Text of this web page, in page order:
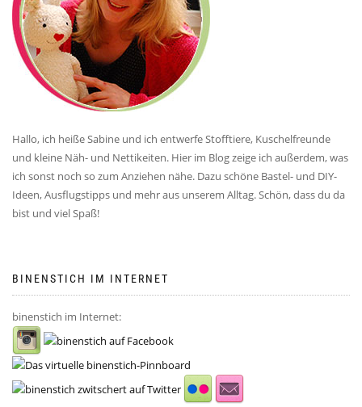
Hallo, ich heiße Sabine und ich entwerfe Stofftiere, Kuschelfreunde
und kleine Näh- und Nettikeiten. Hier im Blog zeige ich außerdem, was
ich sonst noch so zum Anziehen nähe. Dazu schöne Bastel- und DIY-
Ideen, Ausflugstipps und mehr aus unserem Alltag. Schön, dass du da
bist und viel Spaß!
BINENSTICH IM INTERNET
binenstich im Internet: